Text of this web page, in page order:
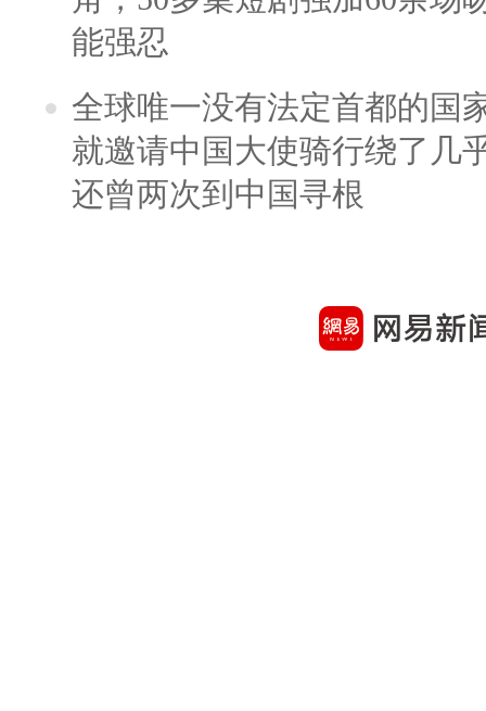
能强忍
全球唯一没有法定首都的国
就邀请中国大使骑行绕了几
还曾两次到中国寻根